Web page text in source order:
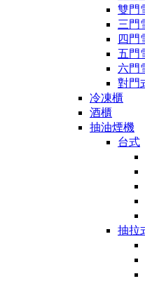
雙門
三門
四門
五門
六門
對門
冷凍櫃
酒櫃
抽油煙機
台式
抽拉